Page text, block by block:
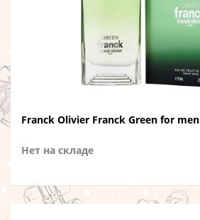
Franck Olivier Franck Green for men
Нет на складе